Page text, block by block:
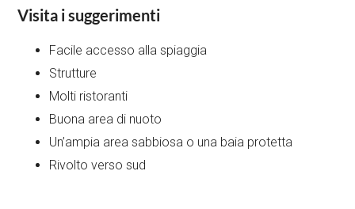
Visita i suggerimenti
Facile accesso alla spiaggia
Strutture
Molti ristoranti
Buona area di nuoto
Un’ampia area sabbiosa o una baia protetta
Rivolto verso sud